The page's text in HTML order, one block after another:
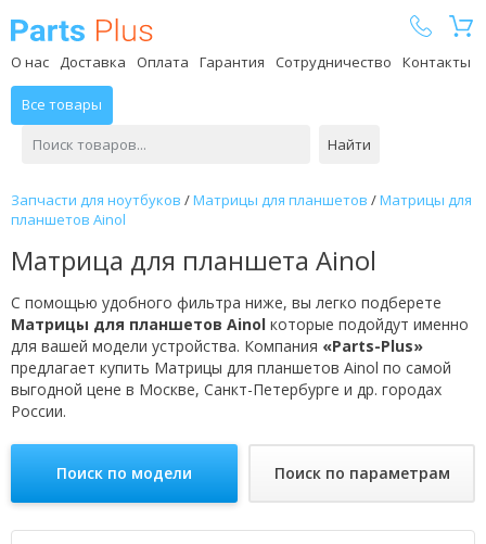
О нас Доставка Оплата Гарантия Сотрудничество Контакты
Все товары
Найти
Запчасти для ноутбуков /Матрицы для планшетов /Матрицы для
планшетов Ainol
Матрица для планшета Ainol
С помощью удобного фильтра ниже, вы легко подберете
Матрицы для планшетов Ainol которые подойдут именно
для вашей модели устройства. Компания «Parts-Plus»
предлагает купить Матрицы для планшетов Ainol по самой
выгодной цене в Москве, Санкт-Петербурге и др. городах
России.
Поиск по модели Поиск по параметрам